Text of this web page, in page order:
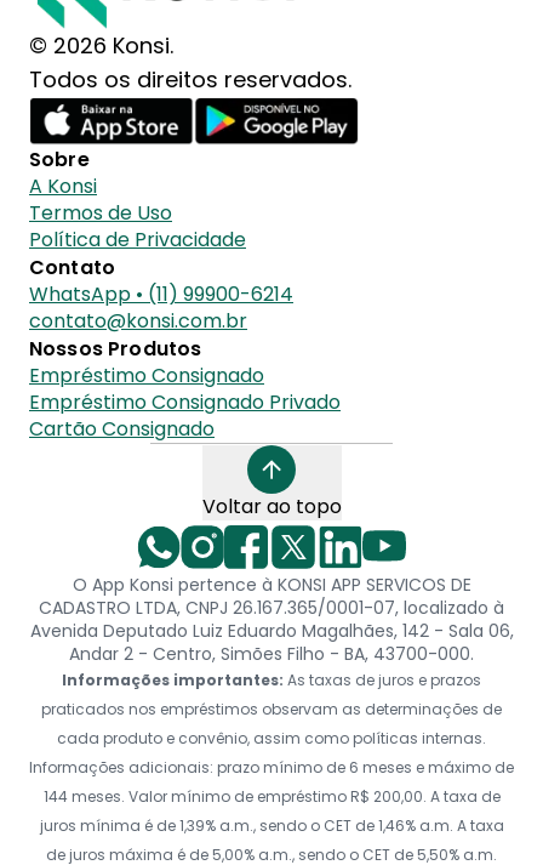
© 2026 Konsi.
Todos os direitos reservados.
Sobre
A Konsi
Termos de Uso
Política de Privacidade
Contato
WhatsApp • (11) 99900-6214
contato@konsi.com.br
Nossos Produtos
Empréstimo Consignado
Empréstimo Consignado Privado
Cartão Consignado
Voltar ao topo
O App Konsi pertence à KONSI APP SERVICOS DE
CADASTRO LTDA, CNPJ 26.167.365/0001-07, localizado à
Avenida Deputado Luiz Eduardo Magalhães, 142 - Sala 06,
Andar 2 - Centro, Simões Filho - BA, 43700-000.
Informações importantes: As taxas de juros e prazos
praticados nos empréstimos observam as determinações de
cada produto e convênio, assim como políticas internas.
Informações adicionais: prazo mínimo de 6 meses e máximo de
144 meses. Valor mínimo de empréstimo R$ 200,00. A taxa de
juros mínima é de 1,39% a.m., sendo o CET de 1,46% a.m. A taxa
de juros máxima é de 5,00% a.m., sendo o CET de 5,50% a.m.